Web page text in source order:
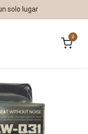
solo lugar
0